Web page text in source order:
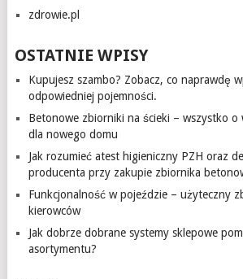
zdrowie.pl
OSTATNIE WPISY
Kupujesz szambo? Zobacz, co naprawdę
odpowiedniej pojemności.
Betonowe zbiorniki na ścieki – wszystko o
dla nowego domu
Jak rozumieć atest higieniczny PZH oraz
producenta przy zakupie zbiornika
Funkcjonalność w pojeździe – użyteczny
kierowców
Jak dobrze dobrane systemy sklepowe
asortymentu?